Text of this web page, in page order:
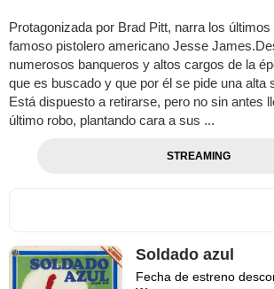
Protagonizada por Brad Pitt, narra los
famoso pistolero americano Jesse
numerosos banqueros y altos cargos de la
que es buscado y que por él se pide una alta
Está dispuesto a retirarse, pero no sin antes
último robo, plantando cara a sus ...
STREAMING
Soldado azul
Fecha de estreno